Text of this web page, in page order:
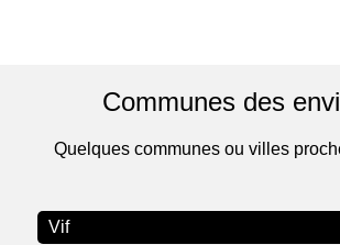
Communes des
Quelques communes ou villes
Vif